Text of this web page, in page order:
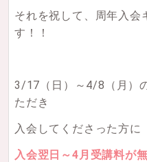
それを祝して、周年入会
す！！
3/17（日）～4/8（月）
ただき
入会してくださった方に
入会翌日～4月受講料が